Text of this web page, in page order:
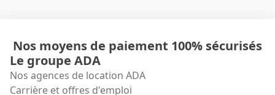
Nos moyens de paiement 100% sécurisés
Le groupe ADA
Nos agences de location ADA
Carrière et offres d'emploi